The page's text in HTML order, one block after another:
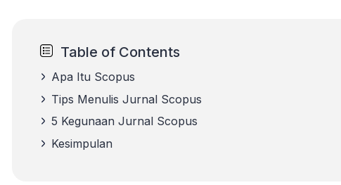
Table of Contents
Apa Itu Scopus
Tips Menulis Jurnal Scopus
5 Kegunaan Jurnal Scopus
Kesimpulan